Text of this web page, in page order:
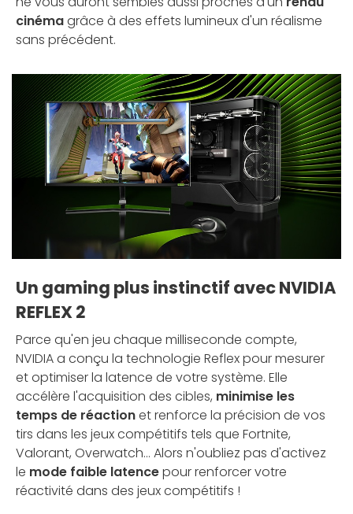
cinémagrâce à des effets lumineux d'un réalisme
sans précédent.
Un gaming plus instinctif avec NVIDIA
REFLEX 2
Parce qu'en jeu chaque milliseconde compte,
NVIDIA a conçu la technologie Reflex pour mesurer
et optimiser la latence de votre système. Elle
accélère l'acquisition des cibles, minimise les
temps de réactionet renforce la précision de vos
tirs dans les jeux compétitifs tels que Fortnite,
Valorant, Overwatch... Alors n'oubliez pas d'activez
le mode faible latencepour renforcer votre
réactivité dans des jeux compétitifs !